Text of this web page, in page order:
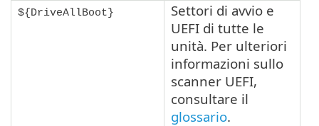
${DriveAllBoot}
Settori di avvio e
UEFI di tutte le
unità. Per ulteriori
informazioni sullo
scanner UEFI,
consultare il
glossario.